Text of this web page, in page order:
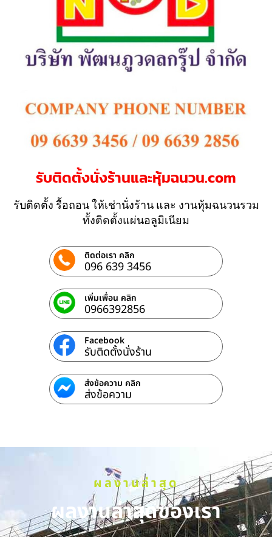
รับติดตั้งนั่งร้านและหุ้มฉนวน.com
รับติดตั้ง รื้อถอน ให้เช่านั่งร้าน และ งานหุ้มฉนวนรวม
ทั้งติดตั้งแผ่นอลูมิเนียม
ติดต่อเรา คลิก
096 639 3456
เพิ่มเพื่อน คลิก
0966392856
Facebook
รับติดตั้งนั่งร้าน
ส่งข้อความ คลิก
ส่งข้อความ
ผลงานล่าสุด
ผลงานล่าสุดของเรา